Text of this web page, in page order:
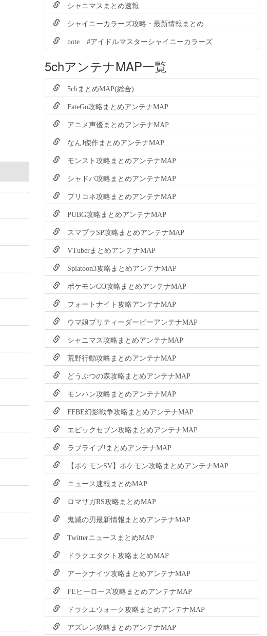
シャニマスまとめ速報
シャイニーカラーズ攻略・最新情報まとめ
note #アイドルマスターシャイニーカラーズ
5chアンテナMAP一覧
5chまとめMAP(総合)
FateGo攻略まとめアンテナMAP
アニメ声優まとめアンテナMAP
なんJ傑作まとめアンテナMAP
モンスト攻略まとめアンテナMAP
シャドバ攻略まとめアンテナMAP
プリコネ攻略まとめアンテナMAP
PUBG攻略まとめアンテナMAP
スマブラSP攻略まとめアンテナMAP
VTuberまとめアンテナMAP
Splatoon3攻略まとめアンテナMAP
ポケモンGO攻略まとめアンテナMAP
フォートナイト攻略アンテナMAP
ウマ娘プリティーダービーアンテナMAP
シャニマス攻略まとめアンテナMAP
荒野行動攻略まとめアンテナMAP
どうぶつの森攻略まとめアンテナMAP
モンハン攻略まとめアンテナMAP
FFBE幻影戦争攻略まとめアンテナMAP
エピックセブン攻略まとめアンテナMAP
ラブライブ!まとめアンテナMAP
【ポケモンSV】ポケモン攻略まとめアンテナMAP
ニュース速報まとめMAP
ロマサガRS攻略まとめMAP
鬼滅の刃最新情報まとめアンテナMAP
TwitterニュースまとめMAP
ドラクエタクト攻略まとめMAP
アークナイツ攻略まとめアンテナMAP
FEヒーローズ攻略まとめアンテナMAP
ドラクエウォーク攻略まとめアンテナMAP
アズレン攻略まとめアンテナMAP